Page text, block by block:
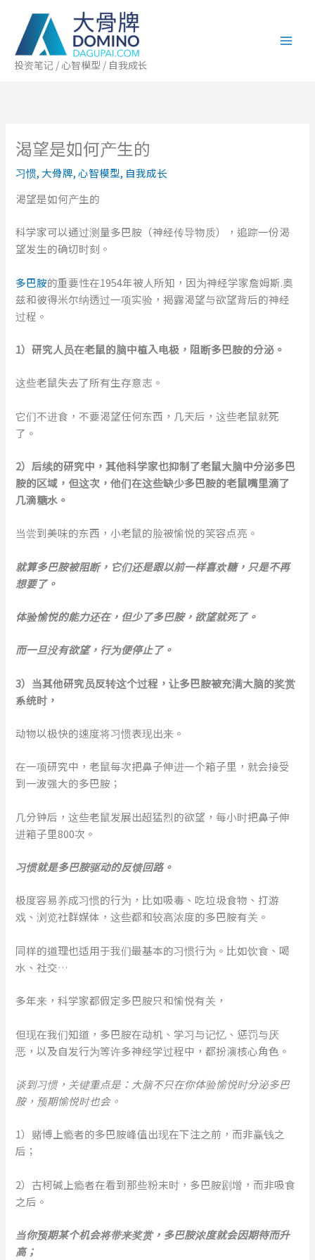
投资笔记 / 心智模型 / 自我成长
渴望是如何产生的
习惯, 大骨牌,心智模型, 自我成长
渴望是如何产生的
科学家可以通过测量多巴胺（神经传导物质），追踪一份渴
望发生的确切时刻。
多巴胺的重要性在1954年被人所知，因为神经学家詹姆斯.奥
兹和彼得米尔纳透过一项实验，揭露渴望与欲望背后的神经
过程。
1）研究人员在老鼠的脑中植入电极，阻断多巴胺的分泌。
这些老鼠失去了所有生存意志。
它们不进食，不要渴望任何东西，几天后，这些老鼠就死
了。
2）后续的研究中，其他科学家也抑制了老鼠大脑中分泌多巴
胺的区域，但这次，他们在这些缺少多巴胺的老鼠嘴里滴了
几滴糖水。
当尝到美味的东西，小老鼠的脸被愉悦的笑容点亮。
就算多巴胺被阻断，它们还是跟以前一样喜欢糖，只是不再
想要了。
体验愉悦的能力还在，但少了多巴胺，欲望就死了。
而一旦没有欲望，行为便停止了。
3） 当其他研究员反转这个过程，让多巴胺被充满大脑的奖赏
系统时，
动物以极快的速度将习惯表现出来。
在一项研究中，老鼠每次把鼻子伸进一个箱子里，就会接受
到一波强大的多巴胺；
几分钟后，这些老鼠发展出超猛烈的欲望，每小时把鼻子伸
进箱子里800次。
习惯就是多巴胺驱动的反馈回路。
极度容易养成习惯的行为，比如吸毒、吃垃圾食物、打游
戏、浏览社群媒体，这些都和较高浓度的多巴胺有关。
同样的道理也适用于我们最基本的习惯行为。比如饮食、喝
水、社交…
多年来，科学家都假定多巴胺只和愉悦有关，
但现在我们知道，多巴胺在动机、学习与记忆、惩罚与厌
恶，以及自发行为等许多神经学过程中，都扮演核心角色。
谈到习惯，关键重点是：大脑不只在你体验愉悦时分泌多巴
胺，预期愉悦时也会。
1）赌博上瘾者的多巴胺峰值出现在下注之前，而非赢钱之
后；
2）古柯碱上瘾者在看到那些粉末时，多巴胺剧增，而非吸食
之后。
当你预期某个机会将带来奖赏，多巴胺浓度就会因期待而升
高；